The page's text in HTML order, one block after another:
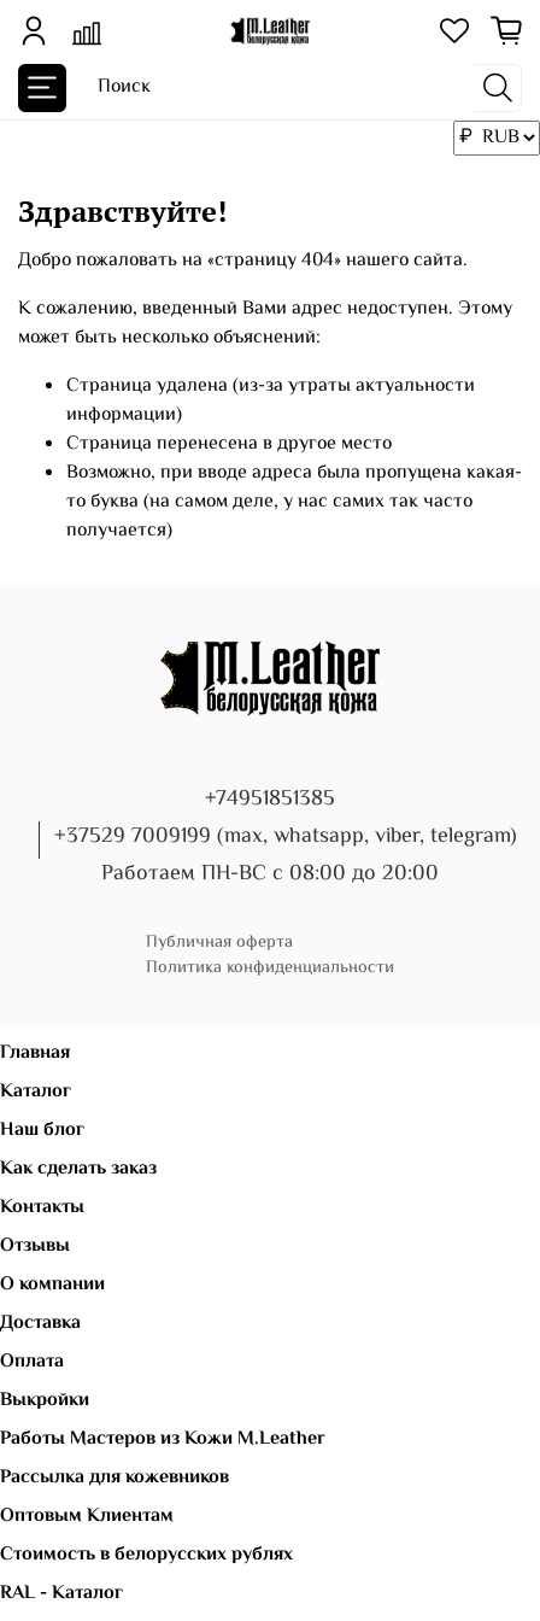
Здравствуйте!
Добро пожаловать на «страницу 404» нашего сайта.
К сожалению, введенный Вами адрес недоступен. Этому
может быть несколько объяснений:
Страница удалена (из-за утраты актуальности
информации)
Страница перенесена в другое место
Возможно, при вводе адреса была пропущена какая-
то буква (на самом деле, у нас самих так часто
получается)
+74951851385
+37529 7009199 (max, whatsapp, viber, telegram)
Работаем ПН-ВС с 08:00 до 20:00
Публичная оферта
Политика конфиденциальности
Главная
Каталог
Наш блог
Как сделать заказ
Контакты
Отзывы
О компании
Доставка
Оплата
Выкройки
Работы Мастеров из Кожи M.Leather
Рассылка для кожевников
Оптовым Клиентам
Стоимость в белорусских рублях
RAL - Каталог